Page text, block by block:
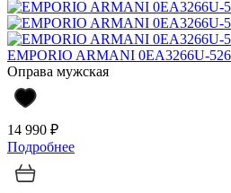
EMPORIO ARMANI 0EA3266U-
Оправа мужская
14 990 ₽
Подробнее